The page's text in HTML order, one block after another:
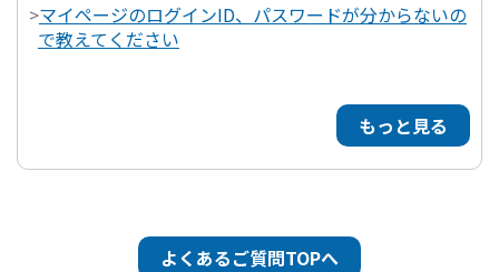
>マイページのログインID、パスワードが分からないの
で教えてください
もっと見る
よくあるご質問TOPへ